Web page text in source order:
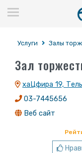
Услуги Залы
Зал
хаЦфира 19,
03-7445656
Веб сайт